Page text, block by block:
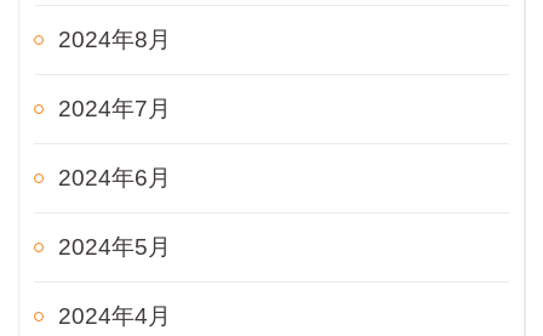
2024年8月
2024年7月
2024年6月
2024年5月
2024年4月